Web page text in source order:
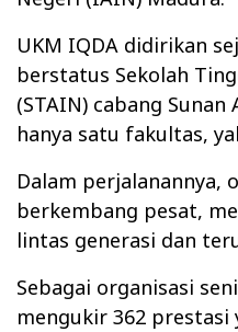
UKM IQDA didirikan
berstatus Sekolah
(STAIN) cabang
hanya satu fakultas,
Dalam perjalanannya,
berkembang pesat,
lintas generasi dan
Sebagai organisasi
mengukir 362 prestasi